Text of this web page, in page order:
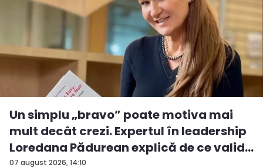
07 august 2026, 14:10
Un simplu „bravo” poate motiva mai
mult decât crezi. Expertul în leadership
Loredana Pădurean explică de ce valid...